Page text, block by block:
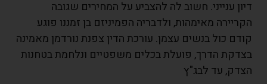
דיון ענייני. חשוב לה להצביע על המחירים שגובה
הקריירה מאימהות, ולדבריה הפמיניזם בן זמננו פוגע
קודם כול בנשים עצמן. עורכת הדין צפנת נורדמן מאמינה
בצדקת הדרך, פועלת בכלים משפטיים ונלחמת בטחנות
הצדק, עד לבג"ץ